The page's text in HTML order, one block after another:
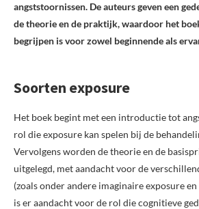
angststoornissen. De auteurs geven een
de theorie en de praktijk, waardoor het
begrijpen is voor zowel beginnende als
Soorten exposure
Het boek begint met een introductie tot
rol die exposure kan spelen bij de
Vervolgens worden de theorie en de
uitgelegd, met aandacht voor de
(zoals onder andere imaginaire exposure
is er aandacht voor de rol die cognitieve